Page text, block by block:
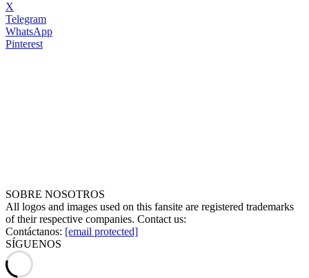
X
Telegram
WhatsApp
Pinterest
SOBRE NOSOTROS
All logos and images used on this fansite are registered trademarks
of their respective companies. Contact us:
Contáctanos: [email protected]
SÍGUENOS